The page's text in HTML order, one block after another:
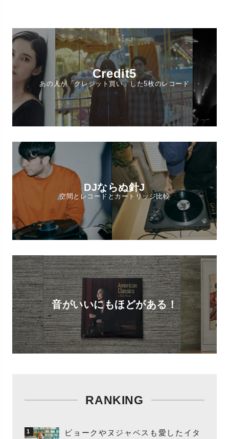
Credit5
あの人が「クレジット買い」した5枚のレコード
DJならぬ針J
空間とレコードとカートリッジ比較
音がいいにもほどがある！
RANKING
1
ビョークやヌジャベスも愛したイタ